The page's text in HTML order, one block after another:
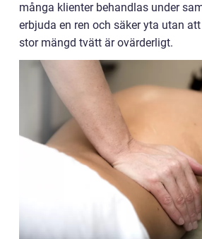
många klienter behandlas under
erbjuda en ren och säker yta utan
stor mängd tvätt är ovärderligt.